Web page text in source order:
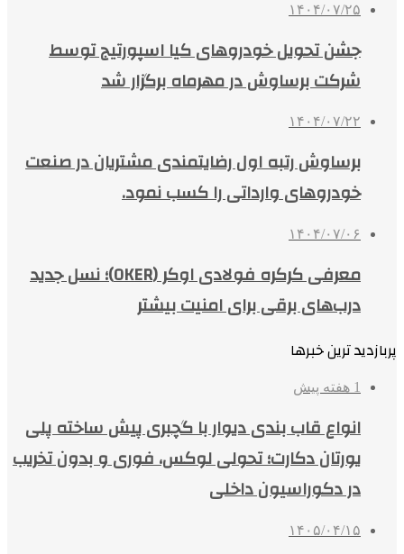
۱۴۰۴/۰۷/۲۵
جشن تحویل خودروهای کیا اسپورتیج توسط
شرکت برساوش در مهرماه برگزار شد
۱۴۰۴/۰۷/۲۲
برساوش رتبه اول رضایتمندی مشتریان در صنعت
خودروهای وارداتی را کسب نمود.
۱۴۰۴/۰۷/۰۶
معرفی کرکره فولادی اوکر (OKER)؛ نسل جدید
درب‌های برقی برای امنیت بیشتر
پربازدید ترین خبرها
1 هفته پیش
انواع قاب بندی دیوار با گچبری پیش ساخته پلی
یورتان دکارت؛ تحولی لوکس، فوری و بدون تخریب
در دکوراسیون داخلی
۱۴۰۵/۰۴/۱۵